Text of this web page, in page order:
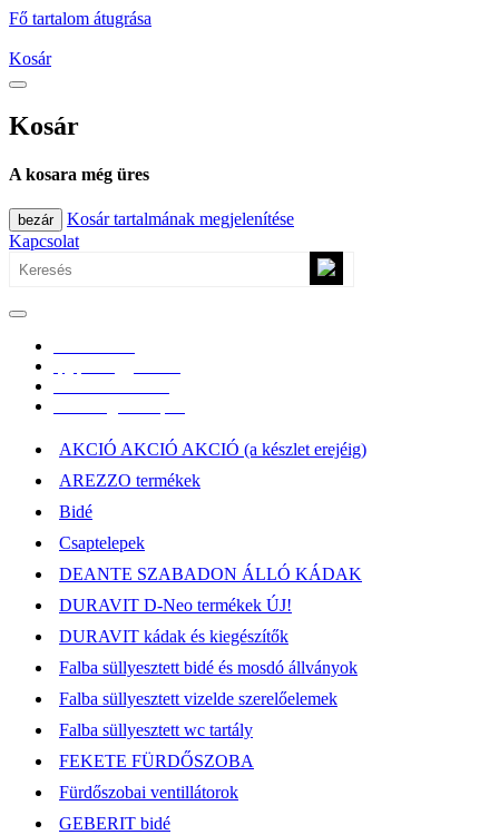
Fő tartalom átugrása
Kosár
Kosár
A kosara még üres
bezár
Kosár tartalmának megjelenítése
Kapcsolat
AKCIÓ AKCIÓ AKCIÓ (a készlet erejéig)
AREZZO termékek
Bidé
Csaptelepek
DEANTE SZABADON ÁLLÓ KÁDAK
DURAVIT D-Neo termékek ÚJ!
DURAVIT kádak és kiegészítők
Falba süllyesztett bidé és mosdó állványok
Falba süllyesztett vizelde szerelőelemek
Falba süllyesztett wc tartály
FEKETE FÜRDŐSZOBA
Fürdőszobai ventillátorok
GEBERIT bidé